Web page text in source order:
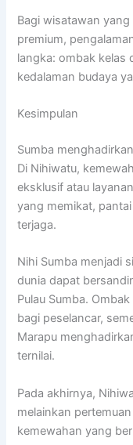
Bagi wisatawan
premium,
langka: ombak kelas
kedalaman budaya
Kesimpulan
Sumba
Di Nihiwatu,
eksklusif atau
yang memikat,
terjaga.
Nihi Sumba menjadi
dunia dapat
Pulau Sumba.
bagi peselancar,
Marapu
ternilai.
Pada akhirnya,
melainkan
kemewahan yang